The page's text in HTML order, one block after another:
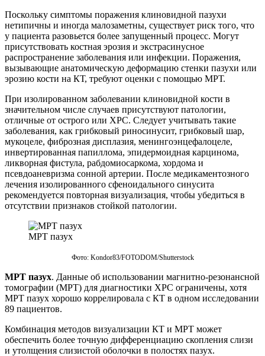
Поскольку симптомы поражения клиновидной пазухи
нетипичны и иногда малозаметны, существует риск того, что
у пациента разовьется более запущенный процесс. Могут
присутствовать костная эрозия и экстрасинусное
распространение заболевания или инфекции. Поражения,
вызывающие анатомическую деформацию стенки пазухи или
эрозию кости на КТ, требуют оценки с помощью МРТ.
При изолированном заболевании клиновидной кости в
значительном числе случаев присутствуют патологии,
отличные от острого или ХРС. Следует учитывать такие
заболевания, как грибковый риносинусит, грибковый шар,
мукоцеле, фиброзная дисплазия, менингоэнцефалоцеле,
инвертированная папиллома, эпидермоидная карцинома,
ликворная фистула, рабдомиосаркома, хордома и
псевдоаневризма сонной артерии. После медикаментозного
лечения изолированного сфеноидального синусита
рекомендуется повторная визуализация, чтобы убедиться в
отсутствии признаков стойкой патологии.
МРТ пазух
Фото: Kondor83/FOTODOM/Shutterstoсk
МРТ пазух. Данные об использовании магнитно-резонансной
томографии (МРТ) для диагностики ХРС ограничены, хотя
МРТ пазух хорошо коррелировала с КТ в одном исследовании
89 пациентов.
Комбинация методов визуализации КТ и МРТ может
обеспечить более точную дифференциацию скопления слизи
и утолщения слизистой оболочки в полостях пазух.